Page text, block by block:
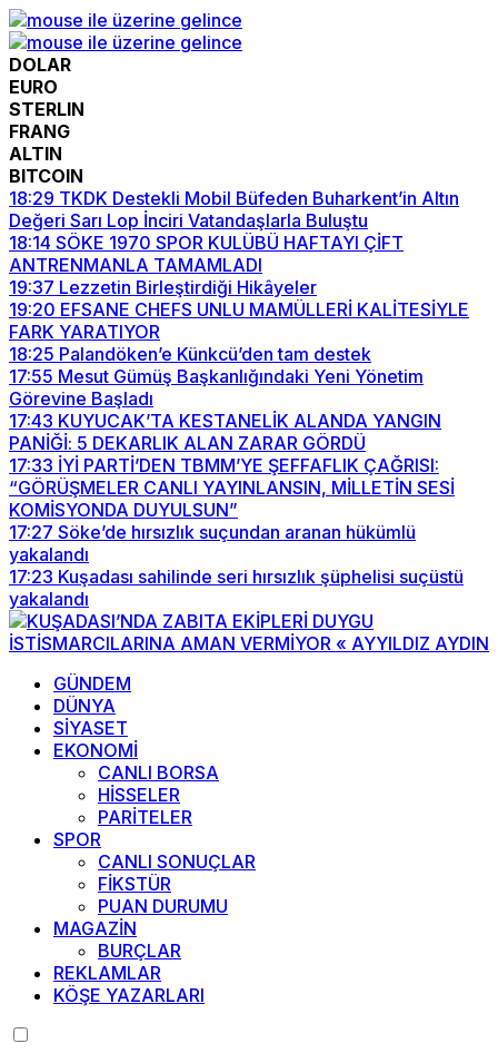
DOLAR
EURO
STERLIN
FRANG
ALTIN
BITCOIN
18:29 TKDK Destekli Mobil Büfeden Buharkent’in Altın
Değeri Sarı Lop İnciri Vatandaşlarla Buluştu
18:14 SÖKE 1970 SPOR KULÜBÜ HAFTAYI ÇİFT
ANTRENMANLA TAMAMLADI
19:37 Lezzetin Birleştirdiği Hikâyeler
19:20 EFSANE CHEFS UNLU MAMÜLLERİ KALİTESİYLE
FARK YARATIYOR
18:25 Palandöken’e Künkcü’den tam destek
17:55 Mesut Gümüş Başkanlığındaki Yeni Yönetim
Görevine Başladı
17:43 KUYUCAK’TA KESTANELİK ALANDA YANGIN
PANİĞİ: 5 DEKARLIK ALAN ZARAR GÖRDÜ
17:33 İYİ PARTİ’DEN TBMM’YE ŞEFFAFLIK ÇAĞRISI:
“GÖRÜŞMELER CANLI YAYINLANSIN, MİLLETİN SESİ
KOMİSYONDA DUYULSUN”
17:27 Söke’de hırsızlık suçundan aranan hükümlü
yakalandı
17:23 Kuşadası sahilinde seri hırsızlık şüphelisi suçüstü
yakalandı
GÜNDEM
DÜNYA
SİYASET
EKONOMİ
CANLI BORSA
HİSSELER
PARİTELER
SPOR
CANLI SONUÇLAR
FİKSTÜR
PUAN DURUMU
MAGAZİN
BURÇLAR
REKLAMLAR
KÖŞE YAZARLARI